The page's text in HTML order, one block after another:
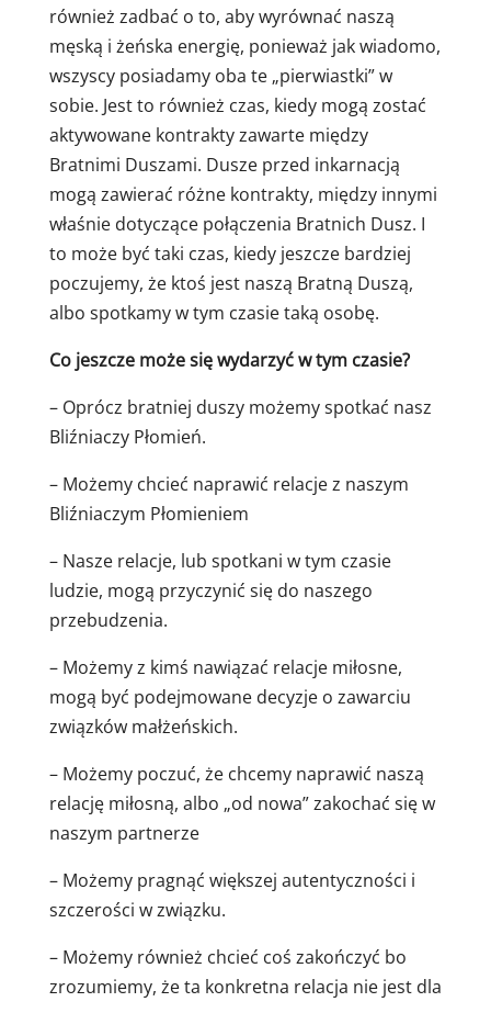
również zadbać o to, aby wyrównać naszą
męską i żeńska energię, ponieważ jak wiadomo,
wszyscy posiadamy oba te „pierwiastki” w
sobie. Jest to również czas, kiedy mogą zostać
aktywowane kontrakty zawarte między
Bratnimi Duszami. Dusze przed inkarnacją
mogą zawierać różne kontrakty, między innymi
właśnie dotyczące połączenia Bratnich Dusz. I
to może być taki czas, kiedy jeszcze bardziej
poczujemy, że ktoś jest naszą Bratną Duszą,
albo spotkamy w tym czasie taką osobę.
Co jeszcze może się wydarzyć w tym czasie?
– Oprócz bratniej duszy możemy spotkać nasz
Bliźniaczy Płomień.
– Możemy chcieć naprawić relacje z naszym
Bliźniaczym Płomieniem
– Nasze relacje, lub spotkani w tym czasie
ludzie, mogą przyczynić się do naszego
przebudzenia.
– Możemy z kimś nawiązać relacje miłosne,
mogą być podejmowane decyzje o zawarciu
związków małżeńskich.
– Możemy poczuć, że chcemy naprawić naszą
relację miłosną, albo „od nowa” zakochać się w
naszym partnerze
– Możemy pragnąć większej autentyczności i
szczerości w związku.
– Możemy również chcieć coś zakończyć bo
zrozumiemy, że ta konkretna relacja nie jest dla